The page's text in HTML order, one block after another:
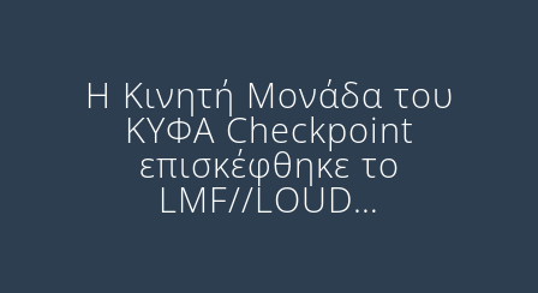
Η Κινητή Μονάδα του
ΚΥΦΑ Checkpoint
επισκέφθηκε το
LMF//LOUD…